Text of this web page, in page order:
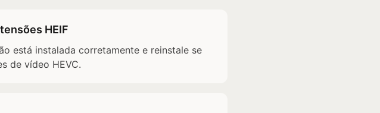
HEIF
está instalada corretamente e reinstale se
de vídeo HEVC.